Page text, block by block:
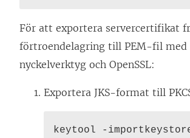
För att exportera servercertifikat
förtroendelagring till PEM-fil med
nyckelverktyg och OpenSSL:
Exportera JKS-format till
keytool -